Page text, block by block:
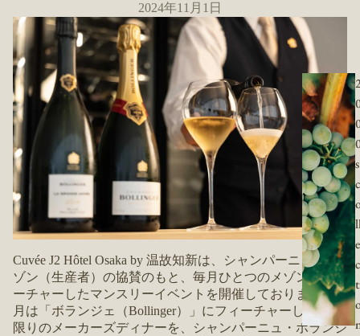
s
c
e
c
2024年11月1日
Cuvée J2 Hôtel Osaka by 温故知新は、シャンパーニュ・メ
ゾン（生産者）の協賛のもと、毎月ひとつのメゾンにフィ
ーチャーしたマンスリーイベントを開催しております。11
月は「ボランジェ（Bollinger）」にフィーチャーし、一夜
限りのメーカーズディナーを、シャンパーニュ・ボランジ